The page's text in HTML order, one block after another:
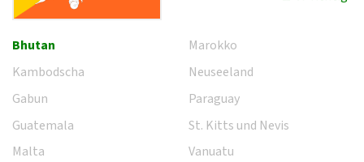
Bhutan
Kambodscha
Gabun
Guatemala
Malta
Marokko
Neuseeland
Paraguay
St. Kitts und Nevis
Vanuatu